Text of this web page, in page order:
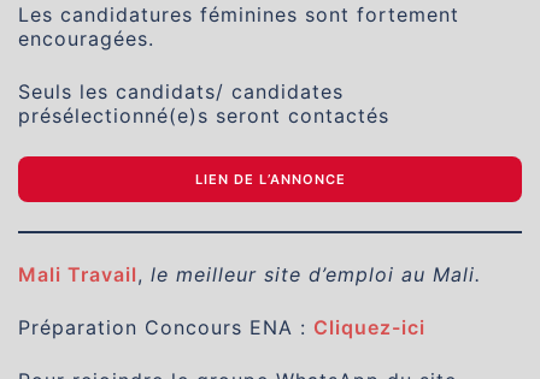
Les candidatures féminines sont fortement
encouragées.
Seuls les candidats/ candidates
présélectionné(e)s seront contactés
LIEN DE L’ANNONCE
Mali Travail, le meilleur site d’emploi au Mali.
Préparation Concours ENA : Cliquez-ici